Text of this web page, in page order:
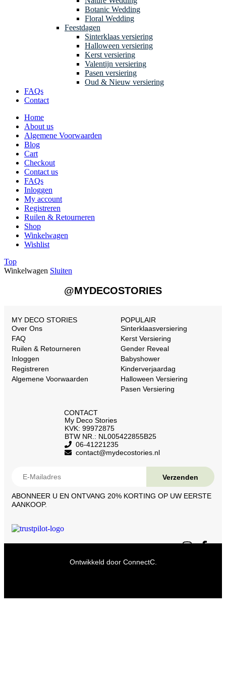
Botanic Wedding
Floral Wedding
Feestdagen
Sinterklaas versiering
Halloween versiering
Kerst versiering
Valentijn versiering
Pasen versiering
Oud & Nieuw versiering
FAQs
Contact
Home
About us
Algemene Voorwaarden
Blog
Cart
Checkout
Contact us
FAQs
Inloggen
My account
Registreren
Ruilen & Retourneren
Shop
Winkelwagen
Wishlist
Top
Winkelwagen Sluiten
@MYDECOSTORIES
MY DECO STORIES
Over Ons
FAQ
Ruilen & Retourneren
Inloggen
Registreren
Algemene Voorwaarden
POPULAIR
Sinterklaasversiering
Kerst Versiering
Gender Reveal
Babyshower
Kinderverjaardag
Halloween Versiering
Pasen Versiering
CONTACT
My Deco Stories
KVK: 99972875
BTW NR.: NL005422855B25
06-41221235
contact@mydecostories.nl
ABONNEER U EN ONTVANG 20% ​​KORTING OP UW EERSTE
AANKOOP.
Ontwikkeld door ConnectC.